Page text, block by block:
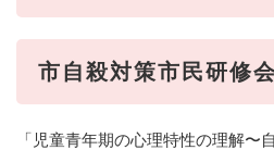
市自殺対策市民研修
「児童青年期の心理特性の理解〜